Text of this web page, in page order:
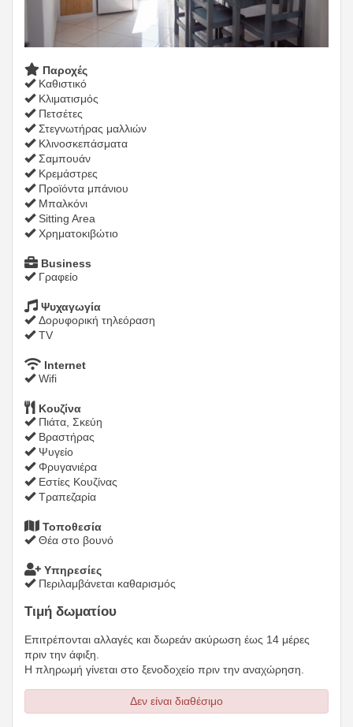
Παροχές
Καθιστικό
Κλιματισμός
Πετσέτες
Στεγνωτήρας μαλλιών
Κλινοσκεπάσματα
Σαμπουάν
Κρεμάστρες
Προϊόντα μπάνιου
Μπαλκόνι
Sitting Area
Χρηματοκιβώτιο
Business
Γραφείο
Ψυχαγωγία
Δορυφορική τηλεόραση
TV
Internet
Wifi
Κουζίνα
Πιάτα, Σκεύη
Βραστήρας
Ψυγείο
Φρυγανιέρα
Εστίες Κουζίνας
Τραπεζαρία
Τοποθεσία
Θέα στο βουνό
Υπηρεσίες
Περιλαμβάνεται καθαρισμός
Τιμή δωματίου
Επιτρέπονται αλλαγές και δωρεάν ακύρωση έως 14 μέρες
πριν την άφιξη.
Η πληρωμή γίνεται στο ξενοδοχείο πριν την αναχώρηση.
Δεν είναι διαθέσιμο